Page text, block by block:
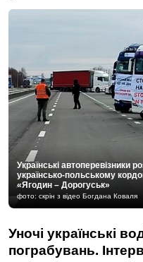
Українські автоперевізники
українсько-польському
«Ягодин – Дорогуськ»
фото: скрін з відео Богдана Коваля
Уночі українські
пограбувань.